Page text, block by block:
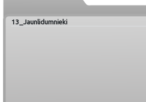
13_Jaunlidumnieki